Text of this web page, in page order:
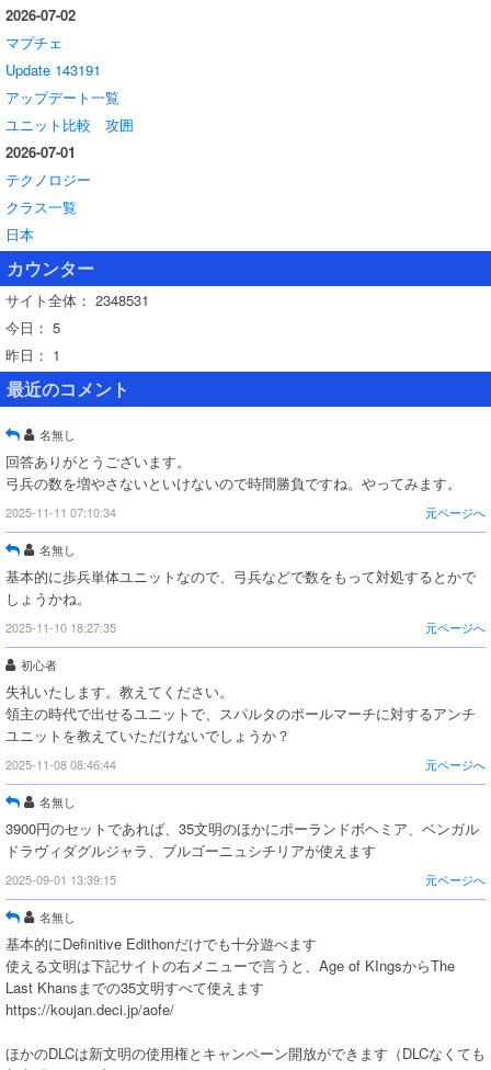
2026-07-02
マプチェ
Update 143191
アップデート一覧
ユニット比較 攻囲
2026-07-01
テクノロジー
クラス一覧
日本
カウンター
サイト全体： 2348531
今日： 5
昨日： 1
最近のコメント
名無し
回答ありがとうございます。
弓兵の数を増やさないといけないので時間勝負ですね。やってみます。
2025-11-11 07:10:34 元ページへ
名無し
基本的に歩兵単体ユニットなので、弓兵などで数をもって対処するとかで
しょうかね。
2025-11-10 18:27:35 元ページへ
初心者
失礼いたします。教えてください。
領主の時代で出せるユニットで、スパルタのポールマーチに対するアンチ
ユニットを教えていただけないでしょうか？
2025-11-08 08:46:44 元ページへ
名無し
3900円のセットであれば、35文明のほかにポーランドボヘミア、ベンガル
ドラヴィダグルジャラ、ブルゴーニュシチリアが使えます
2025-09-01 13:39:15 元ページへ
名無し
基本的にDefinitive Edithonだけでも十分遊べます
使える文明は下記サイトの右メニューで言うと、Age of KIngsからThe
Last Khansまでの35文明すべて使えます
https://koujan.deci.jp/aofe/
ほかのDLCは新文明の使用権とキャンペーン開放ができます（DLCなくても